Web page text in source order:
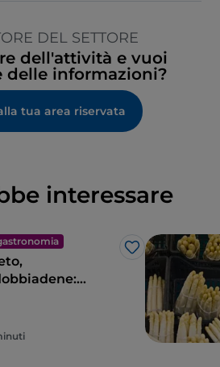
DEL SETTORE
dell'attività e vuoi
delle informazioni?
tua area riservata
interessare
Like
del